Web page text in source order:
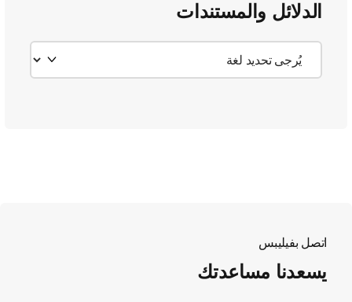
الدلائل والمستندات
اتصل بفيليبس
يسعدنا مساعدتك